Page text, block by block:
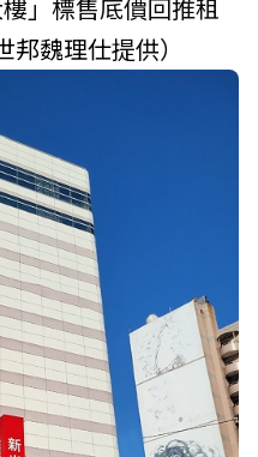
」標售底價回推租
邦魏理仕提供）